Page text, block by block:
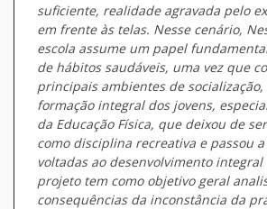
suficiente, realidade agravada pelo
em frente às telas. Nesse cenário,
escola assume um papel
de hábitos saudáveis, uma vez que
principais ambientes de
formação integral dos jovens,
da Educação Física, que deixou de
como disciplina recreativa e passou
voltadas ao desenvolvimento integral
projeto tem como objetivo geral
consequências da inconstância da